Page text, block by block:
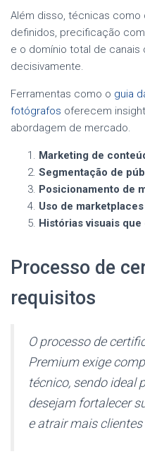
Além disso, técnicas como
definidos, precificação
e o domínio total de
decisivamente.
Ferramentas como o guia
fotógrafos oferecem
abordagem de mercado.
Marketing de
Segmentação de
Posicionamento de
Uso de
Histórias visuais
Processo de
requisitos
O processo de
Premium exige
técnico, sendo ideal
desejam fortalecer
e atrair mais